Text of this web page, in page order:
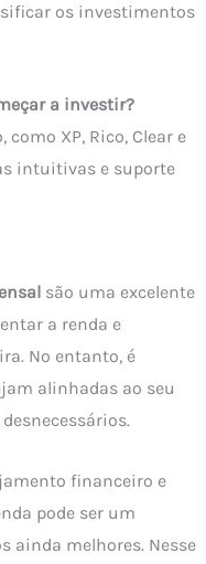
os investimentos
a investir?
XP, Rico, Clear e
intuitivas e suporte
são uma excelente
a renda e
No entanto, é
alinhadas ao seu
financeiro e
pode ser um
ainda melhores. Nesse